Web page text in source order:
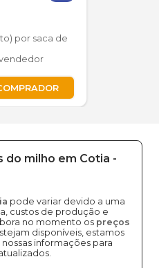
por saca de
do milho em Cotia -
pode variar devido a uma
custos de produção e
no momento os preços
disponíveis, estamos
informações para